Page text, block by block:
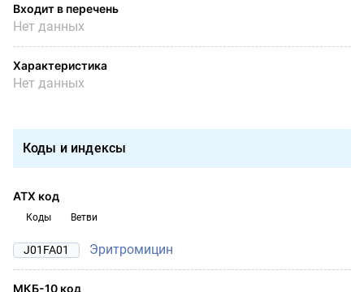
Входит в перечень
Нет данных
Характеристика
Нет данных
Коды и индексы
АТХ код
Коды Ветви
J01FA01 Эритромицин
МКБ-10 код